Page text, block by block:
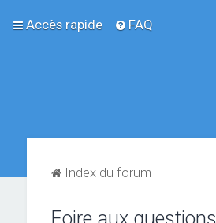
Accès rapide FAQ
Index du forum